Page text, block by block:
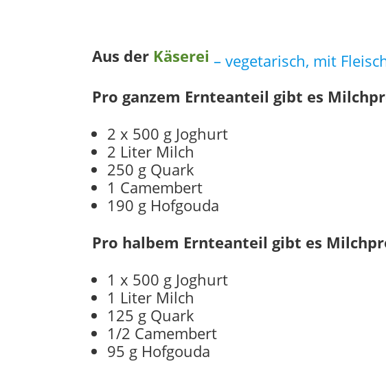
Aus der Käserei – vegetarisch, mit
Pro ganzem Ernteanteil gibt es
2 x 500 g Joghurt
2 Liter Milch
250 g Quark
1 Camembert
190 g Hofgouda
Pro halbem Ernteanteil gibt es
1 x 500 g Joghurt
1 Liter Milch
125 g Quark
1/2 Camembert
95 g Hofgouda